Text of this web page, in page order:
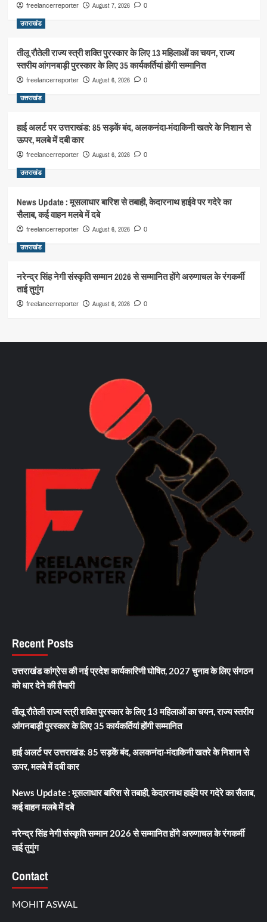
freelancerreporter August 7, 2026 0
उत्तराखंड
तीलू रौतेली राज्य स्त्री शक्ति पुरस्कार के लिए 13 महिलाओं का चयन, राज्य
स्तरीय आंगनबाड़ी पुरस्कार के लिए 35 कार्यकर्तियां होंगी सम्मानित
freelancerreporter August 6, 2026 0
उत्तराखंड
हाई अलर्ट पर उत्तराखंड: 85 सड़कें बंद, अलकनंदा-मंदाकिनी खतरे के निशान से
ऊपर, मलबे में दबी कार
freelancerreporter August 6, 2026 0
उत्तराखंड
News Update : मूसलाधार बारिश से तबाही, केदारनाथ हाईवे पर गदेरे का
सैलाब, कई वाहन मलबे में दबे
freelancerreporter August 6, 2026 0
उत्तराखंड
नरेन्द्र सिंह नेगी संस्कृति सम्मान 2026 से सम्मानित होंगे अरुणाचल के रंगकर्मी
ताई तुगुंग
freelancerreporter August 6, 2026 0
Recent Posts
उत्तराखंड कांग्रेस की नई प्रदेश कार्यकारिणी घोषित, 2027 चुनाव के लिए संगठन
को धार देने की तैयारी
तीलू रौतेली राज्य स्त्री शक्ति पुरस्कार के लिए 13 महिलाओं का चयन, राज्य स्तरीय
आंगनबाड़ी पुरस्कार के लिए 35 कार्यकर्तियां होंगी सम्मानित
हाई अलर्ट पर उत्तराखंड: 85 सड़कें बंद, अलकनंदा-मंदाकिनी खतरे के निशान से
ऊपर, मलबे में दबी कार
News Update : मूसलाधार बारिश से तबाही, केदारनाथ हाईवे पर गदेरे का सैलाब,
कई वाहन मलबे में दबे
नरेन्द्र सिंह नेगी संस्कृति सम्मान 2026 से सम्मानित होंगे अरुणाचल के रंगकर्मी
ताई तुगुंग
Contact
MOHIT ASWAL